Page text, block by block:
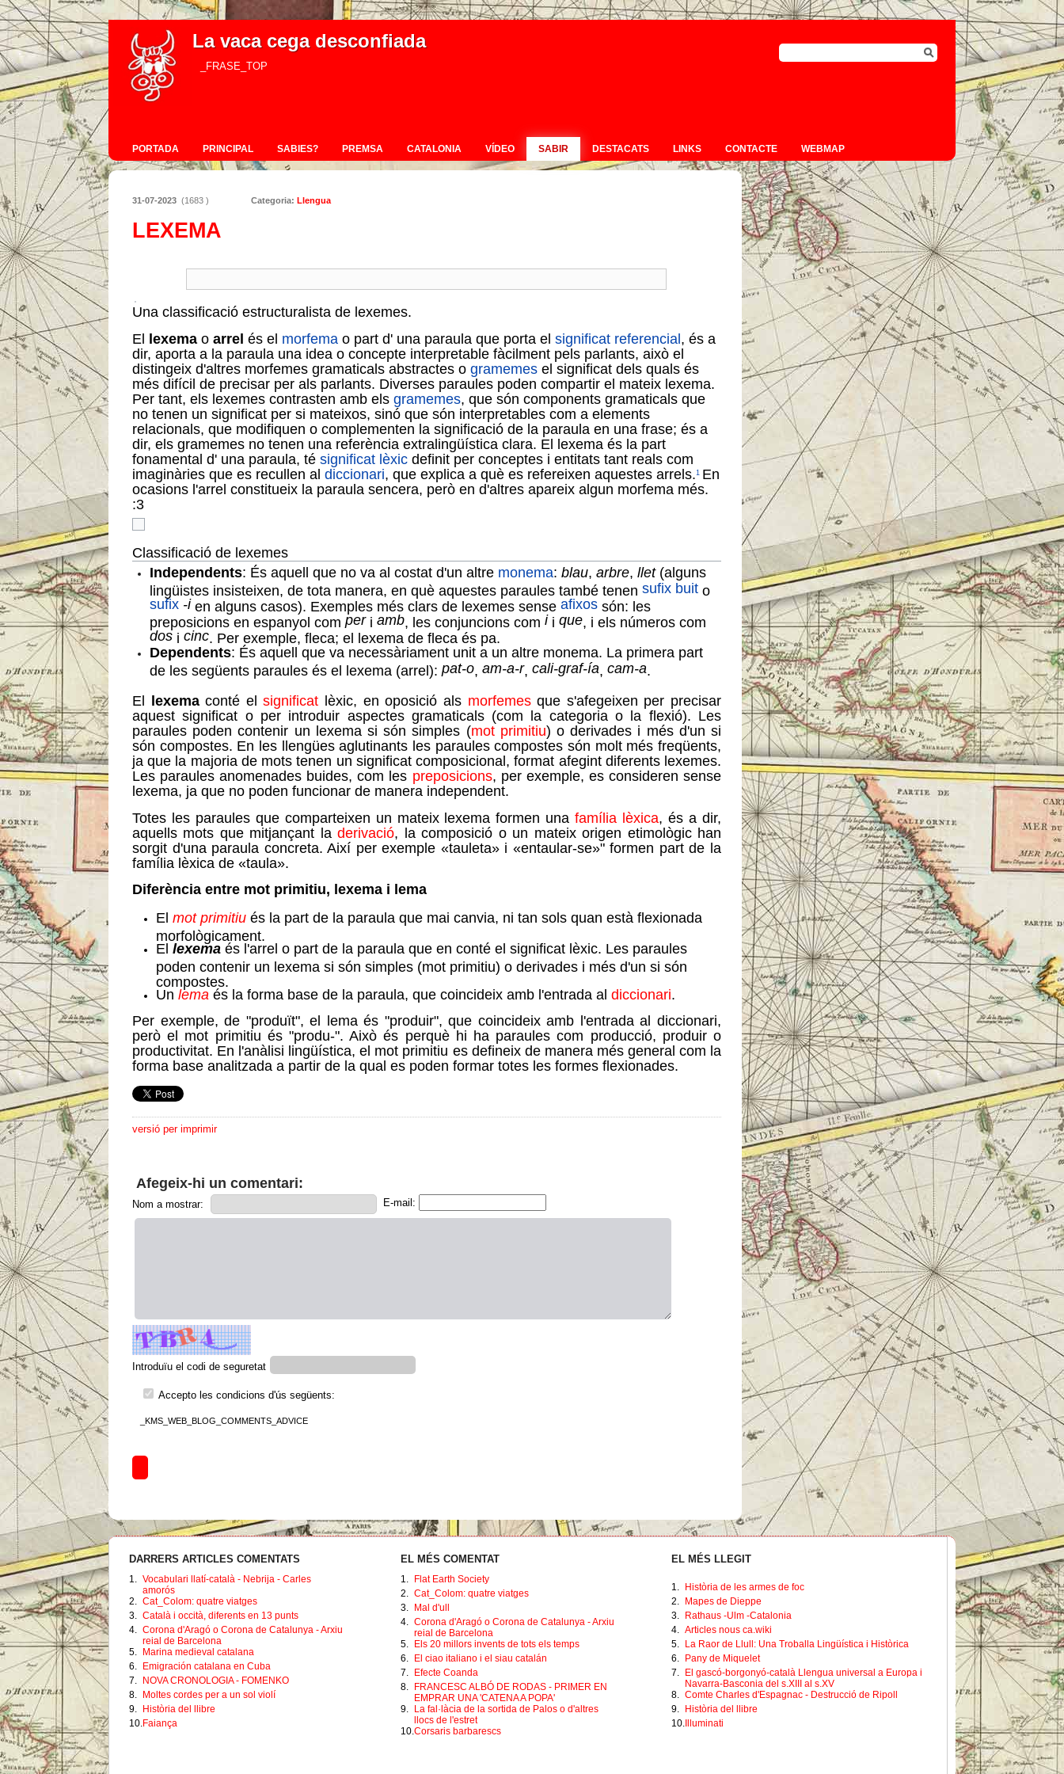
La vaca cega desconfiada
_FRASE_TOP
PORTADA PRINCIPAL SABIES? PREMSA CATALONIA VÍDEO SABIR DESTACATS LINKS CONTACTE WEBMAP
31-07-2023 (1683 ) Categoria: Llengua
LEXEMA
Una classificació estructuralista de lexemes.
El lexema o arrel és el morfema o part d' una paraula que porta el significat referencial, és a
dir, aporta a la paraula una idea o concepte interpretable fàcilment pels parlants, això el
distingeix d'altres morfemes gramaticals abstractes o gramemes el significat dels quals és
més difícil de precisar per als parlants. Diverses paraules poden compartir el mateix lexema.
Per tant, els lexemes contrasten amb els gramemes, que són components gramaticals que
no tenen un significat per si mateixos, sinó que són interpretables com a elements
relacionals, que modifiquen o complementen la significació de la paraula en una frase; és a
dir, els gramemes no tenen una referència extralingüística clara. El lexema és la part
fonamental d' una paraula, té significat lèxic definit per conceptes i entitats tant reals com
imaginàries que es recullen al diccionari, que explica a què es refereixen aquestes arrels.1 En
ocasions l'arrel constitueix la paraula sencera, però en d'altres apareix algun morfema més.
:3
Classificació de lexemes
Independents: És aquell que no va al costat d'un altre monema:blau,arbre,llet(alguns
lingüistes insisteixen, de tota manera, en què aquestes paraules també tenensufix buit o
sufix -i en alguns casos). Exemples més clars de lexemes senseafixos són: les
preposicions en espanyol comperiamb , les conjuncions comi ique , i els números com
dos icinc . Per exemple, fleca; el lexema de fleca és pa.
Dependents: És aquell que va necessàriament unit a un altre monema. La primera part
de les següents paraules és el lexema (arrel):pat-o ,am-a-r,cali-graf-ía ,cam-a
El lexemaconté elsignificat lèxic, en oposició als morfemesque s'afegeixen per precisar
aquest significat o per introduir aspectes gramaticals (com la categoria o la flexió). Les
paraules poden contenir un lexema si són simples (mot primitiu) o derivades i més d'un si
són compostes. En les llengües aglutinants les paraules compostes són molt més freqüents,
ja que la majoria de mots tenen un significat composicional, format afegint diferents lexemes.
Les paraules anomenades buides, com les preposicions, per exemple, es consideren sense
lexema, ja que no poden funcionar de manera independent.
Totes les paraules que comparteixen un mateix lexema formen unafamília lèxica, és a dir,
aquells mots que mitjançant laderivació, la composició o un mateix origen etimològic han
sorgit d'una paraula concreta. Així per exemple «tauleta» i «entaular-se»" formen part de la
família lèxica de «taula».
Diferència entre mot primitiu, lexema i lema
El mot primitiu és la part de la paraula que mai canvia, ni tan sols quan està flexionada
morfològicament.
El lexema és l'arrel o part de la paraula que en conté el significat lèxic. Les paraules
poden contenir un lexema si són simples (mot primitiu) o derivades i més d'un si són
compostes.
Un lema és la forma base de la paraula, que coincideix amb l'entrada al diccionari.
Per exemple, de "produït", el lema és "produir", que coincideix amb l'entrada al diccionari,
però el mot primitiu és "produ-". Això és perquè hi ha paraules com producció, produir o
productivitat. En l'anàlisi lingüística, el mot primitiu es defineix de manera més general com la
forma base analitzada a partir de la qual es poden formar totes les formes flexionades.
versió per imprimir
Afegeix-hi un comentari:
Nom a mostrar: E-mail:
Introduïu el codi de seguretat
Accepto les condicions d'ús següents:
_KMS_WEB_BLOG_COMMENTS_ADVICE
DARRERS ARTICLES COMENTATS
1.
Vocabulari llatí-català - Nebrija - Carles
amorós
2.
Cat_Colom: quatre viatges
3.
Català i occità, diferents en 13 punts
4.
Corona d'Aragó o Corona de Catalunya - Arxiu
reial de Barcelona
5.
Marina medieval catalana
6.
Emigración catalana en Cuba
7.
NOVA CRONOLOGIA - FOMENKO
8.
Moltes cordes per a un sol violí
9.
Història del llibre
10. Faiança
EL MÉS COMENTAT
1.
Flat Earth Society
2.
Cat_Colom: quatre viatges
3.
Mal d'ull
4.
Corona d'Aragó o Corona de Catalunya - Arxiu
reial de Barcelona
5.
Els 20 millors invents de tots els temps
6.
El ciao italiano i el siau catalán
7.
Efecte Coanda
8.
FRANCESC ALBÓ DE RODAS - PRIMER EN
EMPRAR UNA 'CATENA A POPA'
9.
La fal·làcia de la sortida de Palos o d'altres
llocs de l'estret
10. Corsaris barbarescs
EL MÉS LLEGIT
1.
Història de les armes de foc
2.
Mapes de Dieppe
3.
Rathaus -Ulm -Catalonia
4.
Articles nous ca.wiki
5.
La Raor de Llull: Una Troballa Lingüística i Històrica
6.
Pany de Miquelet
7.
El gascó-borgonyó-català Llengua universal a Europa i
Navarra-Basconia del s.XIII al s.XV
8.
Comte Charles d'Espagnac - Destrucció de Ripoll
9.
Història del llibre
10. Illuminati